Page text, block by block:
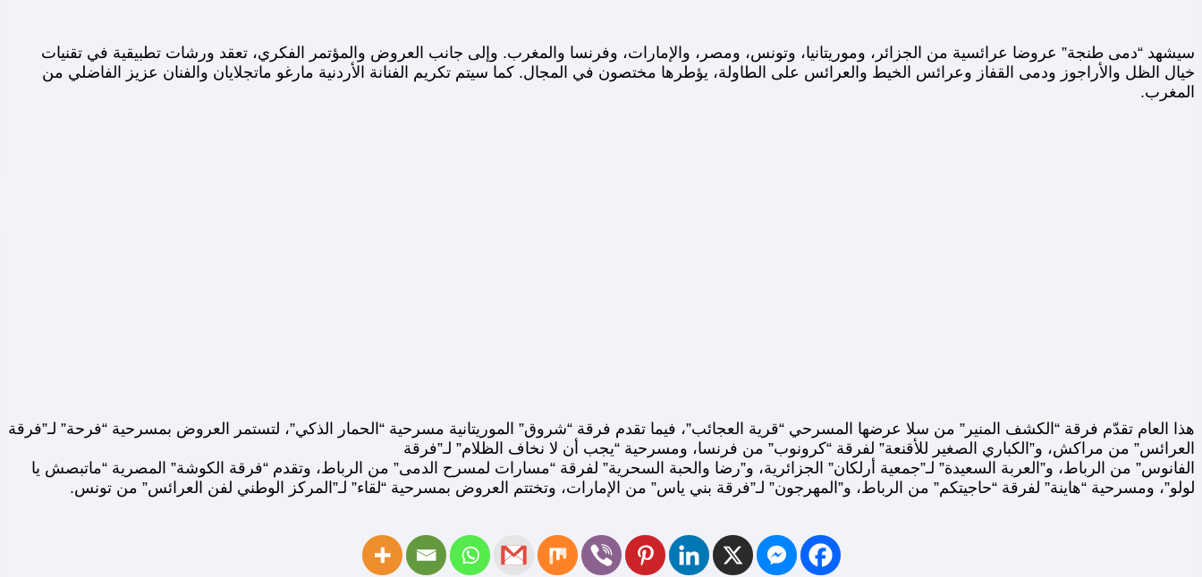
سيشهد “دمى طنجة” عروضا عرائسية من الجزائر، وموريتانيا، وتونس، ومصر، والإمارات، وفرنسا والمغرب. وإلى جانب العروض والمؤتمر الفكري، تعقد ورشات تطبيقية في تقنيات
خيال الظل والأراجوز ودمى القفاز وعرائس الخيط والعرائس على الطاولة، يؤطرها مختصون في المجال. كما سيتم تكريم الفنانة الأردنية مارغو ماتجلايان والفنان عزيز الفاضلي من
المغرب.
هذا العام تقدّم فرقة “الكشف المنير” من سلا عرضها المسرحي “قرية العجائب”، فيما تقدم فرقة “شروق” الموريتانية مسرحية “الحمار الذكي”، لتستمر العروض بمسرحية “فرحة” لـ”فرقة
العرائس” من مراكش، و”الكباري الصغير للأقنعة” لفرقة “كرونوب” من فرنسا، ومسرحية “يجب أن لا نخاف الظلام” لـ”فرقة
الفانوس” من الرباط، و”العربة السعيدة” لـ”جمعية أرلكان” الجزائرية، و”رضا والحبة السحرية” لفرقة “مسارات لمسرح الدمى” من الرباط، وتقدم “فرقة الكوشة” المصرية “ماتبصش يا
لولو”، ومسرحية “هاينة” لفرقة “حاجيتكم” من الرباط، و”المهرجون” لـ”فرقة بني ياس” من الإمارات، وتختتم العروض بمسرحية “لقاء” لـ”المركز الوطني لفن العرائس” من تونس.